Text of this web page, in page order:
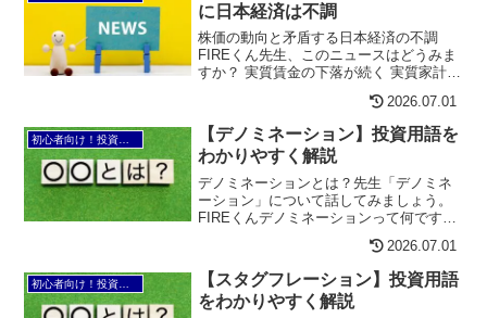
に日本経済は不調
株価の動向と矛盾する日本経済の不調
FIREくん先生、このニュースはどうみま
すか？ 実質賃金の下落が続く 実質家計消
庫投資と政府消費支出はプラス 2023年10
～12月期の国内総生産（GDP）は、前期
比0...
2026.07.01
初心者向け！投資用語の知恵袋
【デノミネーション】投資用語を
わかりやすく解説
デノミネーションとは？先生「デノミネ
ーション」について話してみましょう。
FIREくんデノミネーションって何です
単位を変更することを指すんだ。具体的
には、既存の通貨の額面を割り引いて新
しい通貨に切り替えるこ...
2026.07.01
初心者向け！投資用語の知恵袋
【スタグフレーション】投資用語
をわかりやすく解説